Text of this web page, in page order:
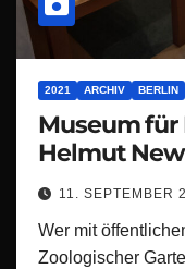
2021 ARCHIV BERLIN
Museum für
Helmut
11. SEPTEMBER
Wer mit
Zoologischer